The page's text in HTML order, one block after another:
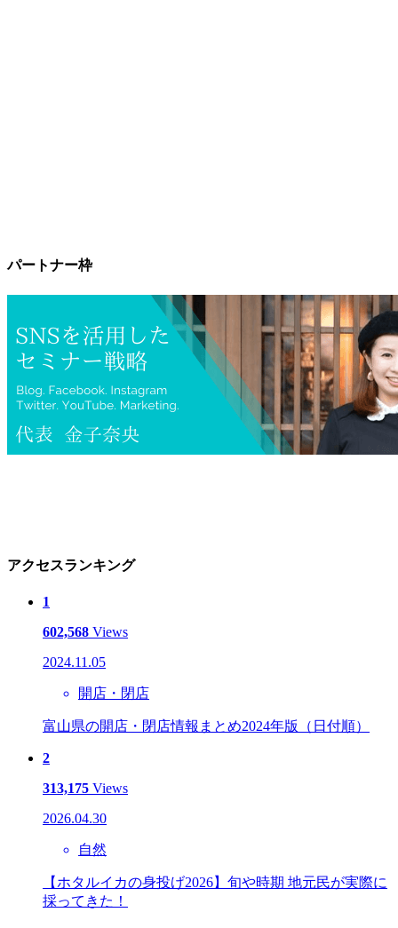
パートナー枠
アクセスランキング
1
602,568 Views
2024.11.05
開店・閉店
富山県の開店・閉店情報まとめ2024年版（日付順）
2
313,175 Views
2026.04.30
自然
【ホタルイカの身投げ2026】旬や時期 地元民が実際に
採ってきた！